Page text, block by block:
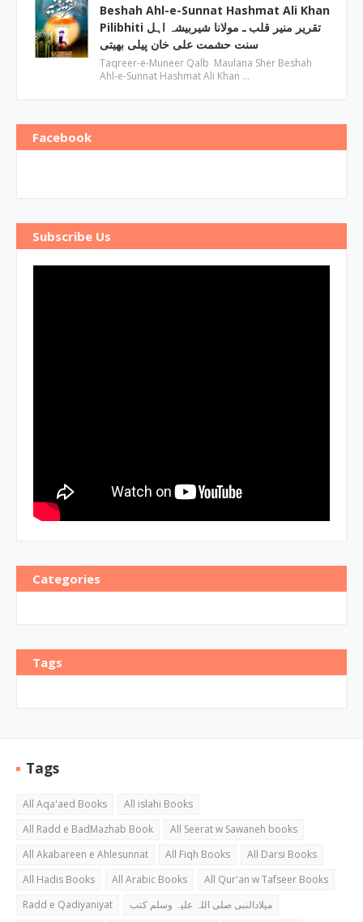
Beshah Ahl-e-Sunnat Hashmat Ali Khan
Pilibhiti تقریر منیر قلب ـ مولانا شیربیشہ اہل
سنت حشمت علی خان پیلی بھیتی
Taqreer-e-Muneer Qalb Maulana Sher Beshah
Ahl-e-Sunnat Hashmat Ali Khan …
Facebook
Subscribe Us
Categories
Tags
Tags
All Aqa'aed Books
All islahi Books
All Radd e BadMazhab Book
All Seerat w Sawaneh books
All Akabareen e Ahlesunnat
All Fiqh Books
All Darsi Books
All Hadis Books
All Arabic Books
All Qur'an w Tafseer Books
Radd e Qadiyaniyat
میلادالنبی صلی اللہ علیہ وسلم کتب